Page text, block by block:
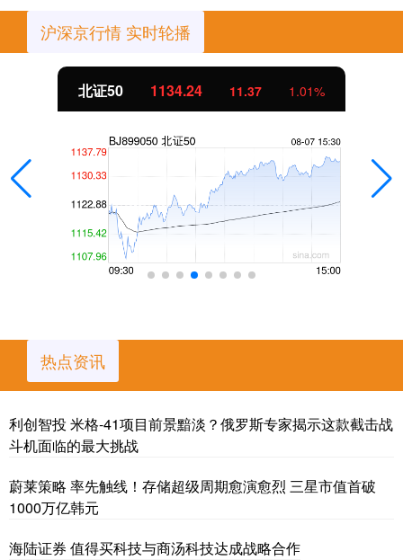
沪深京行情 实时轮播
北证50 1134.24 11.37 1.01%
热点资讯
利创智投 米格-41项目前景黯淡？俄罗斯专家揭示这款截击战
斗机面临的最大挑战
蔚莱策略 率先触线！存储超级周期愈演愈烈 三星市值首破
1000万亿韩元
海陆证券 值得买科技与商汤科技达成战略合作